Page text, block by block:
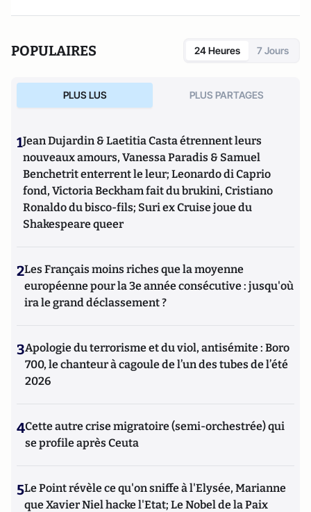
POPULAIRES 24 Heures 7 Jours
PLUS LUS PLUS PARTAGES
1Jean Dujardin & Laetitia Casta étrennent leurs
nouveaux amours, Vanessa Paradis & Samuel
Benchetrit enterrent le leur; Leonardo di Caprio
fond, Victoria Beckham fait du brukini, Cristiano
Ronaldo du bisco-fils; Suri ex Cruise joue du
Shakespeare queer
2Les Français moins riches que la moyenne
européenne pour la 3e année consécutive : jusqu'où
ira le grand déclassement ?
3Apologie du terrorisme et du viol, antisémite : Boro
700, le chanteur à cagoule de l’un des tubes de l’été
2026
4Cette autre crise migratoire (semi-orchestrée) qui
se profile après Ceuta
5Le Point révèle ce qu'on sniffe à l'Elysée, Marianne
que Xavier Niel hacke l'Etat; Le Nobel de la Paix